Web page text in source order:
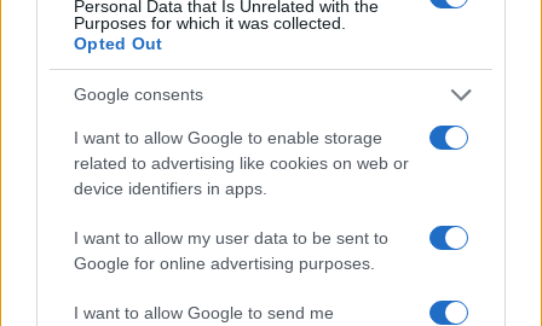
Personal Data that Is Unrelated with the
Purposes for which it was collected.
Opted Out
Google consents
I want to allow Google to enable storage
related to advertising like cookies on web or
device identifiers in apps.
I want to allow my user data to be sent to
Google for online advertising purposes.
I want to allow Google to send me
Υποβολή σχολίου
. Το site προστατεύεται από reCAPTCHA, ισχύουν
Πολιτική Απορρήτου&Όροι Χρήσηςτης Google.
ΓΡΗΓΟΡΗΣ ΑΡΝΑΟΥΤΟΓΛΟΥ
ΡΟΜΠΟΤ